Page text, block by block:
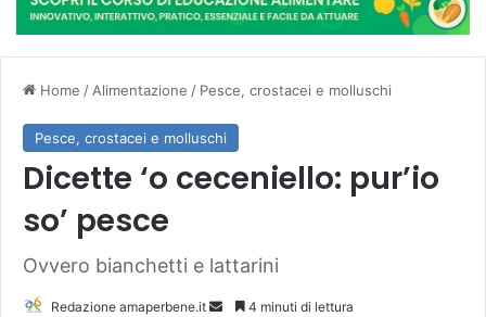
Home / Alimentazione / Pesce, crostacei e molluschi
Pesce, crostacei e molluschi
Dicette ‘o ceceniello: pur’io
so’ pesce
Ovvero bianchetti e lattarini
Redazione amaperbene.it 4 minuti di lettura